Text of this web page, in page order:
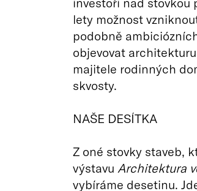
lety možnost
podobně
objevovat
majitele rodinných
skvosty.
NAŠE DESÍTKA
Z oné stovky staveb,
výstavu Architektura
vybíráme desetinu.